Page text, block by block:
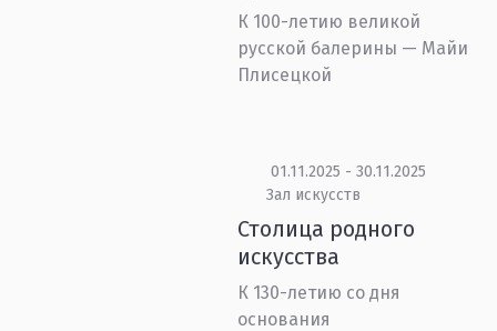
К 100-летию великой
русской балерины — Майи
Плисецкой
01.11.2025 - 30.11.2025
Зал искусств
Столица родного
искусства
К 130-летию со дня
основания